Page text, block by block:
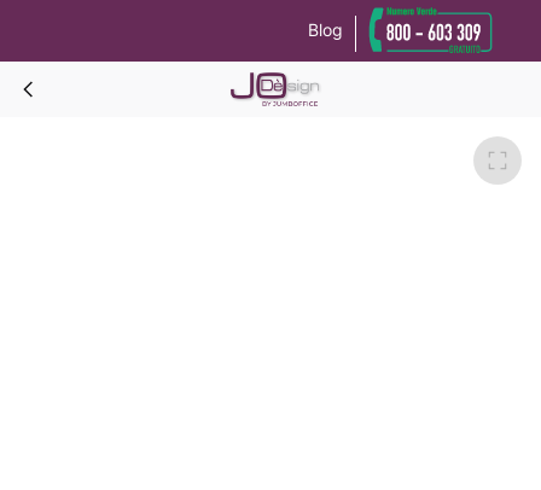
Blog
Informativa sulla raccolta
Le tue preferenze relative alla privacy